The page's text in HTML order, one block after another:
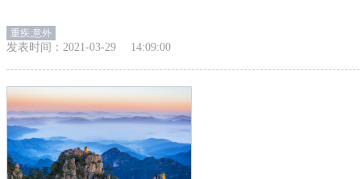
重疾;意外
发表时间： 2021-03-29 14:09:00